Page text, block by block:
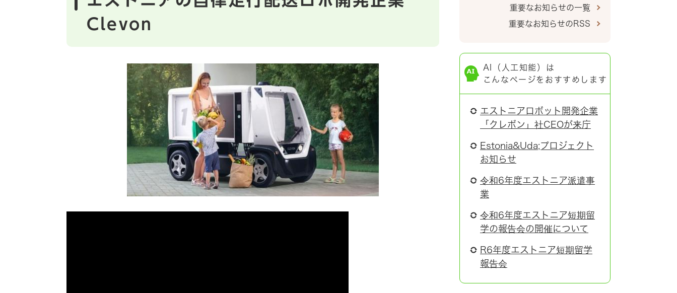
Clevon
重要なお知らせの一覧
重要なお知らせのRSS
AI（人工知能）は
こんなページをおすすめします
エストニアロボット開発企業
「クレボン」社CEOが来庁
Estonia&Uda;プロジェクト
お知らせ
令和6年度エストニア派遣事
業
令和6年度エストニア短期留
学の報告会の開催について
R6年度エストニア短期留学
報告会